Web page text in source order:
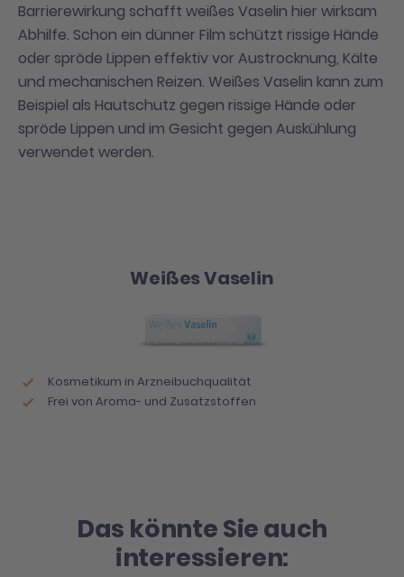
Barrierewirkung schafft weißes Vaselin hier wirksam
Abhilfe. Schon ein dünner Film schützt rissige Hände
oder spröde Lippen effektiv vor Austrocknung, Kälte
und mechanischen Reizen. Weißes Vaselin kann zum
Beispiel als Hautschutz gegen rissige Hände oder
spröde Lippen und im Gesicht gegen Auskühlung
verwendet werden.
Weißes Vaselin
Kosmetikum in Arzneibuchqualität
Frei von Aroma- und Zusatzstoffen
Das könnte Sie auch
interessieren: